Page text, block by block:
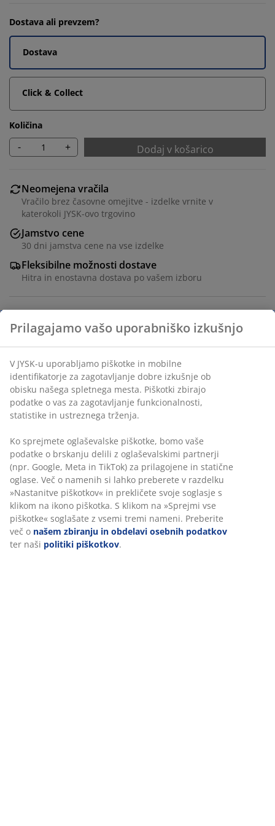
Dostava ali prevzem?
Dostava
Click & Collect
Količina
- + Dodaj v košarico
Neomejena vračila
Vračilo brez časovne omejitve - izdelke vrnite v
katerokoli JYSK-ovo trgovino
Jamstvo cene
30 dni jamstva cene na vse izdelke
Fleksibilne možnosti dostave
Hitra in enostavna dostava po vašem izboru
100% poliestrska mikrovlakna (100% reciklirana).
140x200+50x70/75 cm
Inventarna številka: 1814080
Ocene
(1)
Dostava
Prilagajamo vašo uporabniško izkušnjo
V JYSK-u uporabljamo piškotke in mobilne
identifikatorje za zagotavljanje dobre izkušnje ob
obisku našega spletnega mesta. Piškotki zbirajo
podatke o vas za zagotavljanje funkcionalnosti,
statistike in ustreznega trženja.
Ko sprejmete oglaševalske piškotke, bomo vaše
podatke o brskanju delili z oglaševalskimi partnerji
(npr. Google, Meta in TikTok) za prilagojene in statične
oglase. Več o namenih si lahko preberete v razdelku
»Nastanitve piškotkov« in prekličete svoje soglasje s
klikom na ikono piškotka. S klikom na »Sprejmi vse
piškotke« soglašate z vsemi tremi nameni. Preberite
več o našem zbiranju in obdelavi osebnih podatkov
ter naši politiki piškotkov.